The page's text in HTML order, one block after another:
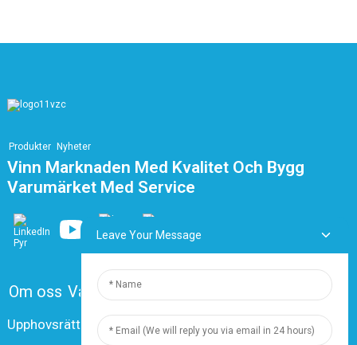
Produkter Nyheter
Vinn Marknaden Med Kvalitet Och Bygg
Varumärket Med Service
Om oss Vanliga frågor
Upphovsrätt © 2024 Shanghai Dingzun Electric & Cable
Leave Your Message